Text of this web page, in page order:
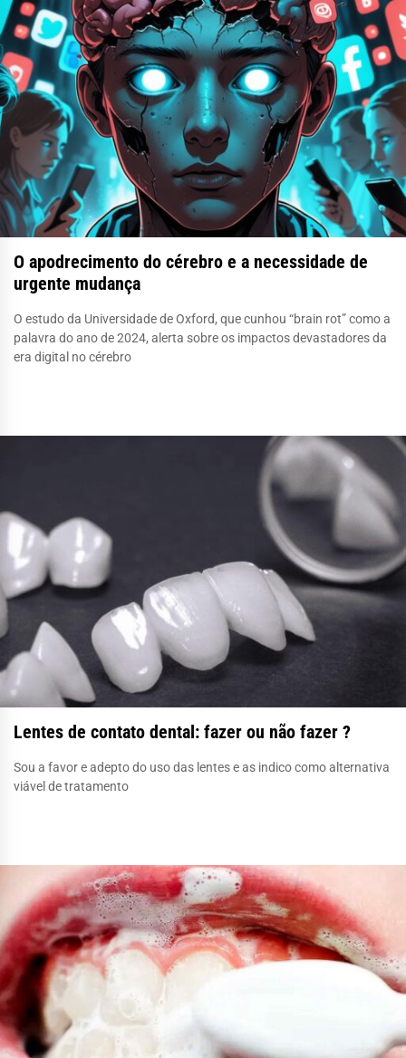
O apodrecimento do cérebro e a necessidade de
urgente mudança
O estudo da Universidade de Oxford, que cunhou “brain rot” como a
palavra do ano de 2024, alerta sobre os impactos devastadores da
era digital no cérebro
Lentes de contato dental: fazer ou não fazer ?
Sou a favor e adepto do uso das lentes e as indico como alternativa
viável de tratamento